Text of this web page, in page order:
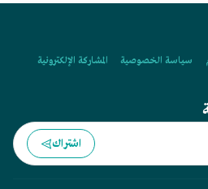
سياسة الخصوصية
المشاركة الإلكترونية
اشتراك